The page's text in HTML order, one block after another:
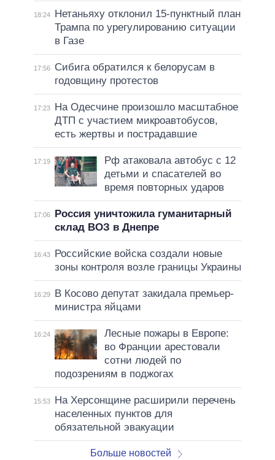
18:24
Нетаньяху отклонил 15-пунктный план
Трампа по урегулированию ситуации
в Газе
17:56
Сибига обратился к белорусам в
годовщину протестов
17:23
На Одесчине произошло масштабное
ДТП с участием микроавтобусов,
есть жертвы и пострадавшие
17:19
Рф атаковала автобус с 12
детьми и спасателей во
время повторных ударов
17:06
Россия уничтожила гуманитарный
склад ВОЗ в Днепре
16:43
Российские войска создали новые
зоны контроля возле границы Украины
16:29
В Косово депутат закидала премьер-
министра яйцами
16:24
Лесные пожары в Европе:
во Франции арестовали
сотни людей по
подозрениям в поджогах
15:53
На Херсонщине расширили перечень
населенных пунктов для
обязательной эвакуации
Больше новостей